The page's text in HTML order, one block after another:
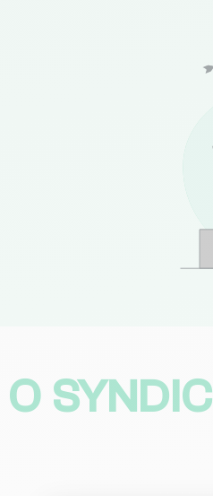
2.8 / 5 (352 avis)
O SYNDIC